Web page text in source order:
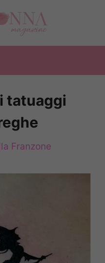
tatuaggi
Franzone